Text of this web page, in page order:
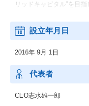
リッドキャピタル”を目
◎Talent Agency：創業か
ップ企業を人材観点から
◎起業支援：シード投資
支援サービスを展開。
◎Open Innovation：国内
UP DB』を活用し、
設立年月日
2016年 9月 1日
代表者
CEO志水雄一郎